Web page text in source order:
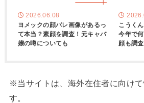
2026.06.08
ヨメックの顔バレ画像があるっ
て本当？素顔を調査！元キャバ
嬢の噂についても
こうく
今年で
顔も調査
※当サイトは、海外在住者に向け
す。